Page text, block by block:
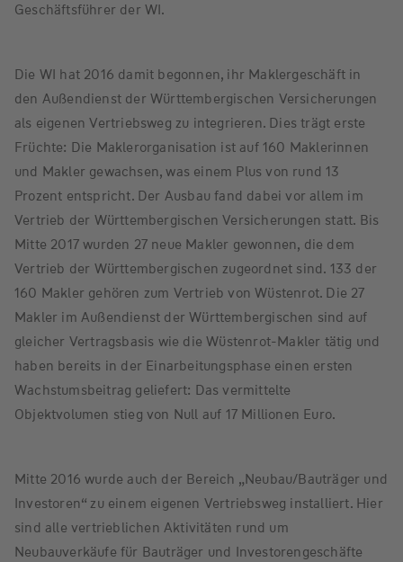
Geschäftsführer der WI.
Die WI hat 2016 damit begonnen, ihr Maklergeschäft in
den Außendienst der Württembergischen Versicherungen
als eigenen Vertriebsweg zu integrieren. Dies trägt erste
Früchte: Die Maklerorganisation ist auf 160 Maklerinnen
und Makler gewachsen, was einem Plus von rund 13
Prozent entspricht. Der Ausbau fand dabei vor allem im
Vertrieb der Württembergischen Versicherungen statt. Bis
Mitte 2017 wurden 27 neue Makler gewonnen, die dem
Vertrieb der Württembergischen zugeordnet sind. 133 der
160 Makler gehören zum Vertrieb von Wüstenrot. Die 27
Makler im Außendienst der Württembergischen sind auf
gleicher Vertragsbasis wie die Wüstenrot-Makler tätig und
haben bereits in der Einarbeitungsphase einen ersten
Wachstumsbeitrag geliefert: Das vermittelte
Objektvolumen stieg von Null auf 17 Millionen Euro.
Mitte 2016 wurde auch der Bereich „Neubau/Bauträger und
Investoren“ zu einem eigenen Vertriebsweg installiert. Hier
sind alle vertrieblichen Aktivitäten rund um
Neubauverkäufe für Bauträger und Investorengeschäfte